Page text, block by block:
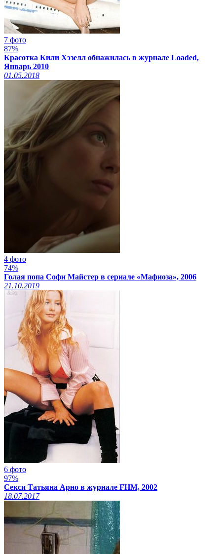
7 фото
87%
Красотка Кили Хэзелл обнажилась в журнале Loaded,
Январь 2010
01.05.2018
4 фото
74%
Голая попа Софи Майстер в сериале «Мафиоза», 2006
21.10.2019
6 фото
97%
Секси Татьяна Арно в журнале FHM, 2002
18.07.2017